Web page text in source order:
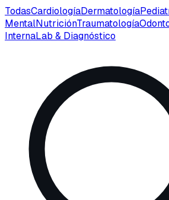
TodasCardiologíaDermatología
MentalNutriciónTraumatología
InternaLab & Diagnóstico